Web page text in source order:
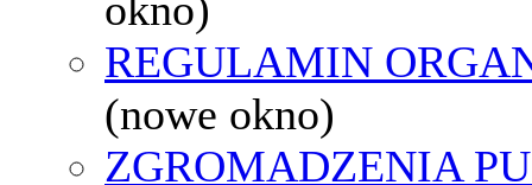
REGULAMIN
(nowe okno)
ZGROMADZENIA